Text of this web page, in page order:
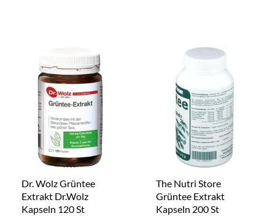
Dr. Wolz Grüntee
Extrakt Dr.Wolz
Kapseln 120 St
The Nutri Store
Grüntee Extrakt
Kapseln 200 St